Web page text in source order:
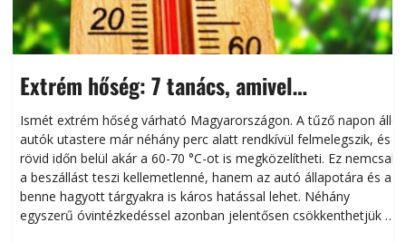
Extrém hőség: 7 tanács, amivel
megóvhatjuk autónkat a nyári károktól
Ismét extrém hőség várható Magyarországon. A tűző napon álló
autók utastere már néhány perc alatt rendkívül felmelegszik, és
rövid időn belül akár a 60-70 °C-ot is megközelítheti. Ez nemcsak
a beszállást teszi kellemetlenné, hanem az autó állapotára és a
benne hagyott tárgyakra is káros hatással lehet. Néhány
egyszerű óvintézkedéssel azonban jelentősen csökkenthetjük a